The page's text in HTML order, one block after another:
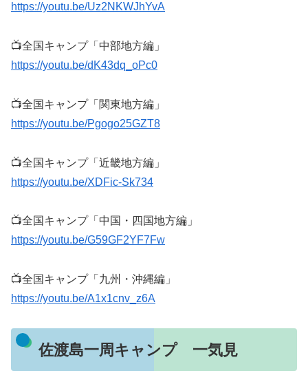
https://youtu.be/Uz2NKWJhYvA
📺全国キャンプ「中部地方編」
https://youtu.be/dK43dq_oPc0
📺全国キャンプ「関東地方編」
https://youtu.be/Pgogo25GZT8
📺全国キャンプ「近畿地方編」
https://youtu.be/XDFic-Sk734
📺全国キャンプ「中国・四国地方編」
https://youtu.be/G59GF2YF7Fw
📺全国キャンプ「九州・沖縄編」
https://youtu.be/A1x1cnv_z6A
佐渡島一周キャンプ 一気見